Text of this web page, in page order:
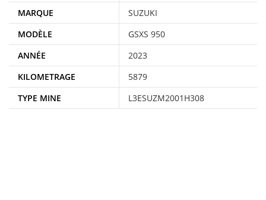
MARQUE
SUZUKI
MODÈLE
GSXS 950
ANNÉE
2023
KILOMETRAGE
5879
TYPE MINE
L3ESUZM2001H308